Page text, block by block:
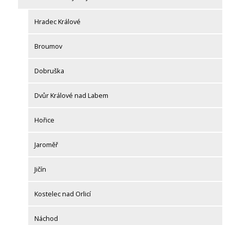
Hradec Králové
Broumov
Dobruška
Dvůr Králové nad Labem
Hořice
Jaroměř
Jičín
Kostelec nad Orlicí
Náchod